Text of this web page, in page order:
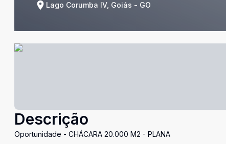
Lago Corumba IV, Goiás - GO
Descrição
Oportunidade - CHÁCARA 20.000 M2 - PLANA